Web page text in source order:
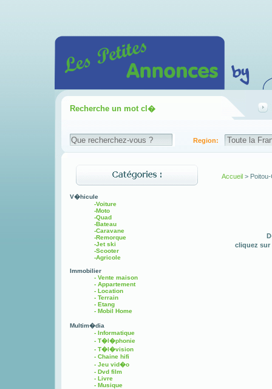
Recherche un mot cl�
Region:
V�hicule
-Voiture
-Moto
-Quad
-Bateau
-Caravane
-Remorque
-Jet ski
-Scooter
-Agricole
Immobilier
- Vente maison
- Appartement
- Location
- Terrain
- Etang
- Mobil Home
Multim�dia
- Informatique
- T�l�phonie
- T�l�vision
- Chaine hifi
- Jeu vid�o
- Dvd film
- Livre
- Musique
Accueil >
cliquez sur